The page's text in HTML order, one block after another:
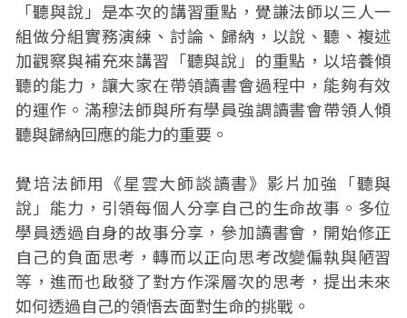
「聽與說」是本次的講習重點，覺謙法師以三人一
組做分組實務演練、討論、歸納，以說、聽、複述
加觀察與補充來講習「聽與說」的重點，以培養傾
聽的能力，讓大家在帶領讀書會過程中，能夠有效
的運作。滿穆法師與所有學員強調讀書會帶領人傾
聽與歸納回應的能力的重要。
覺培法師用《星雲大師談讀書》影片加強「聽與
說」能力，引領每個人分享自己的生命故事。多位
學員透過自身的故事分享，參加讀書會，開始修正
自己的負面思考，轉而以正向思考改變偏執與陋習
等，進而也啟發了對方作深層次的思考，提出未來
如何透過自己的領悟去面對生命的挑戰。